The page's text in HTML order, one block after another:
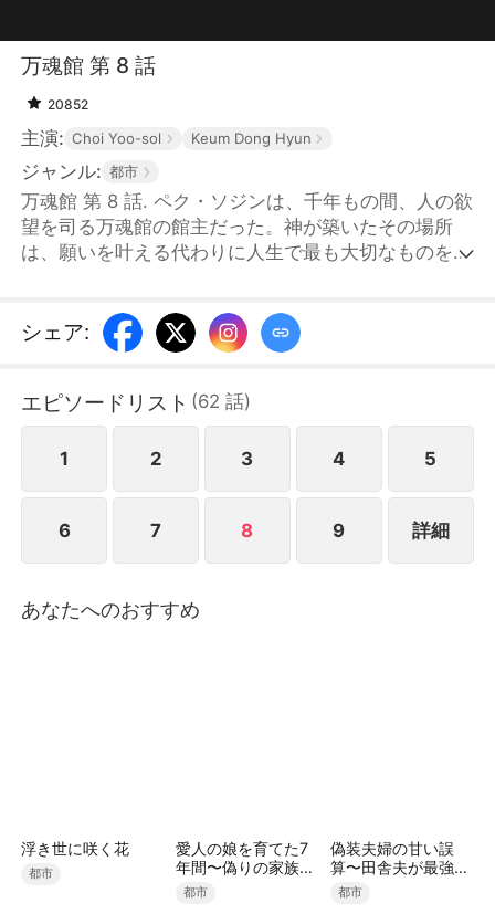
万魂館 第 8 話
20852
主演: Choi Yoo-sol Keum Dong Hyun
ジャンル: 都市
万魂館 第 8 話. ペク・ソジンは、千年もの間、人の欲
望を司る万魂館の館主だった。神が築いたその場所
は、願いを叶える代わりに人生で最も大切なものを代
た。1年前、イ家が山神の呪いを受けて不運に見舞わ
れると、当主イ・スンチャンは彼女の前に跪き、助け
し、ソジンは1年間、イ家を守ることを約束する。だ
が時が経つにつれ、イ家の人々は彼女を居候のように
扱い、不満を募らせ、ついには追い出そうと決める。
ク・ソジンを捜せ」という言葉を残したとの知らせが
届く。一族の盛大な宴が開かれた日、チェ家の一行が
イ家を訪れ、跪いてソジンに再び人を救ってほしいと
シェア:
エピソードリスト (62 話)
1 2 3 4 5
6 7 8 9 詳細
あなたへのおすすめ
浮き世に咲く花
都市
愛人の娘を育てた7
年間〜偽りの家族を
捨てる財閥令嬢〜
（吹き替え）
都市
偽装夫婦の甘い誤
算〜田舎夫が最強す
ぎた〜（吹き替え）
都市